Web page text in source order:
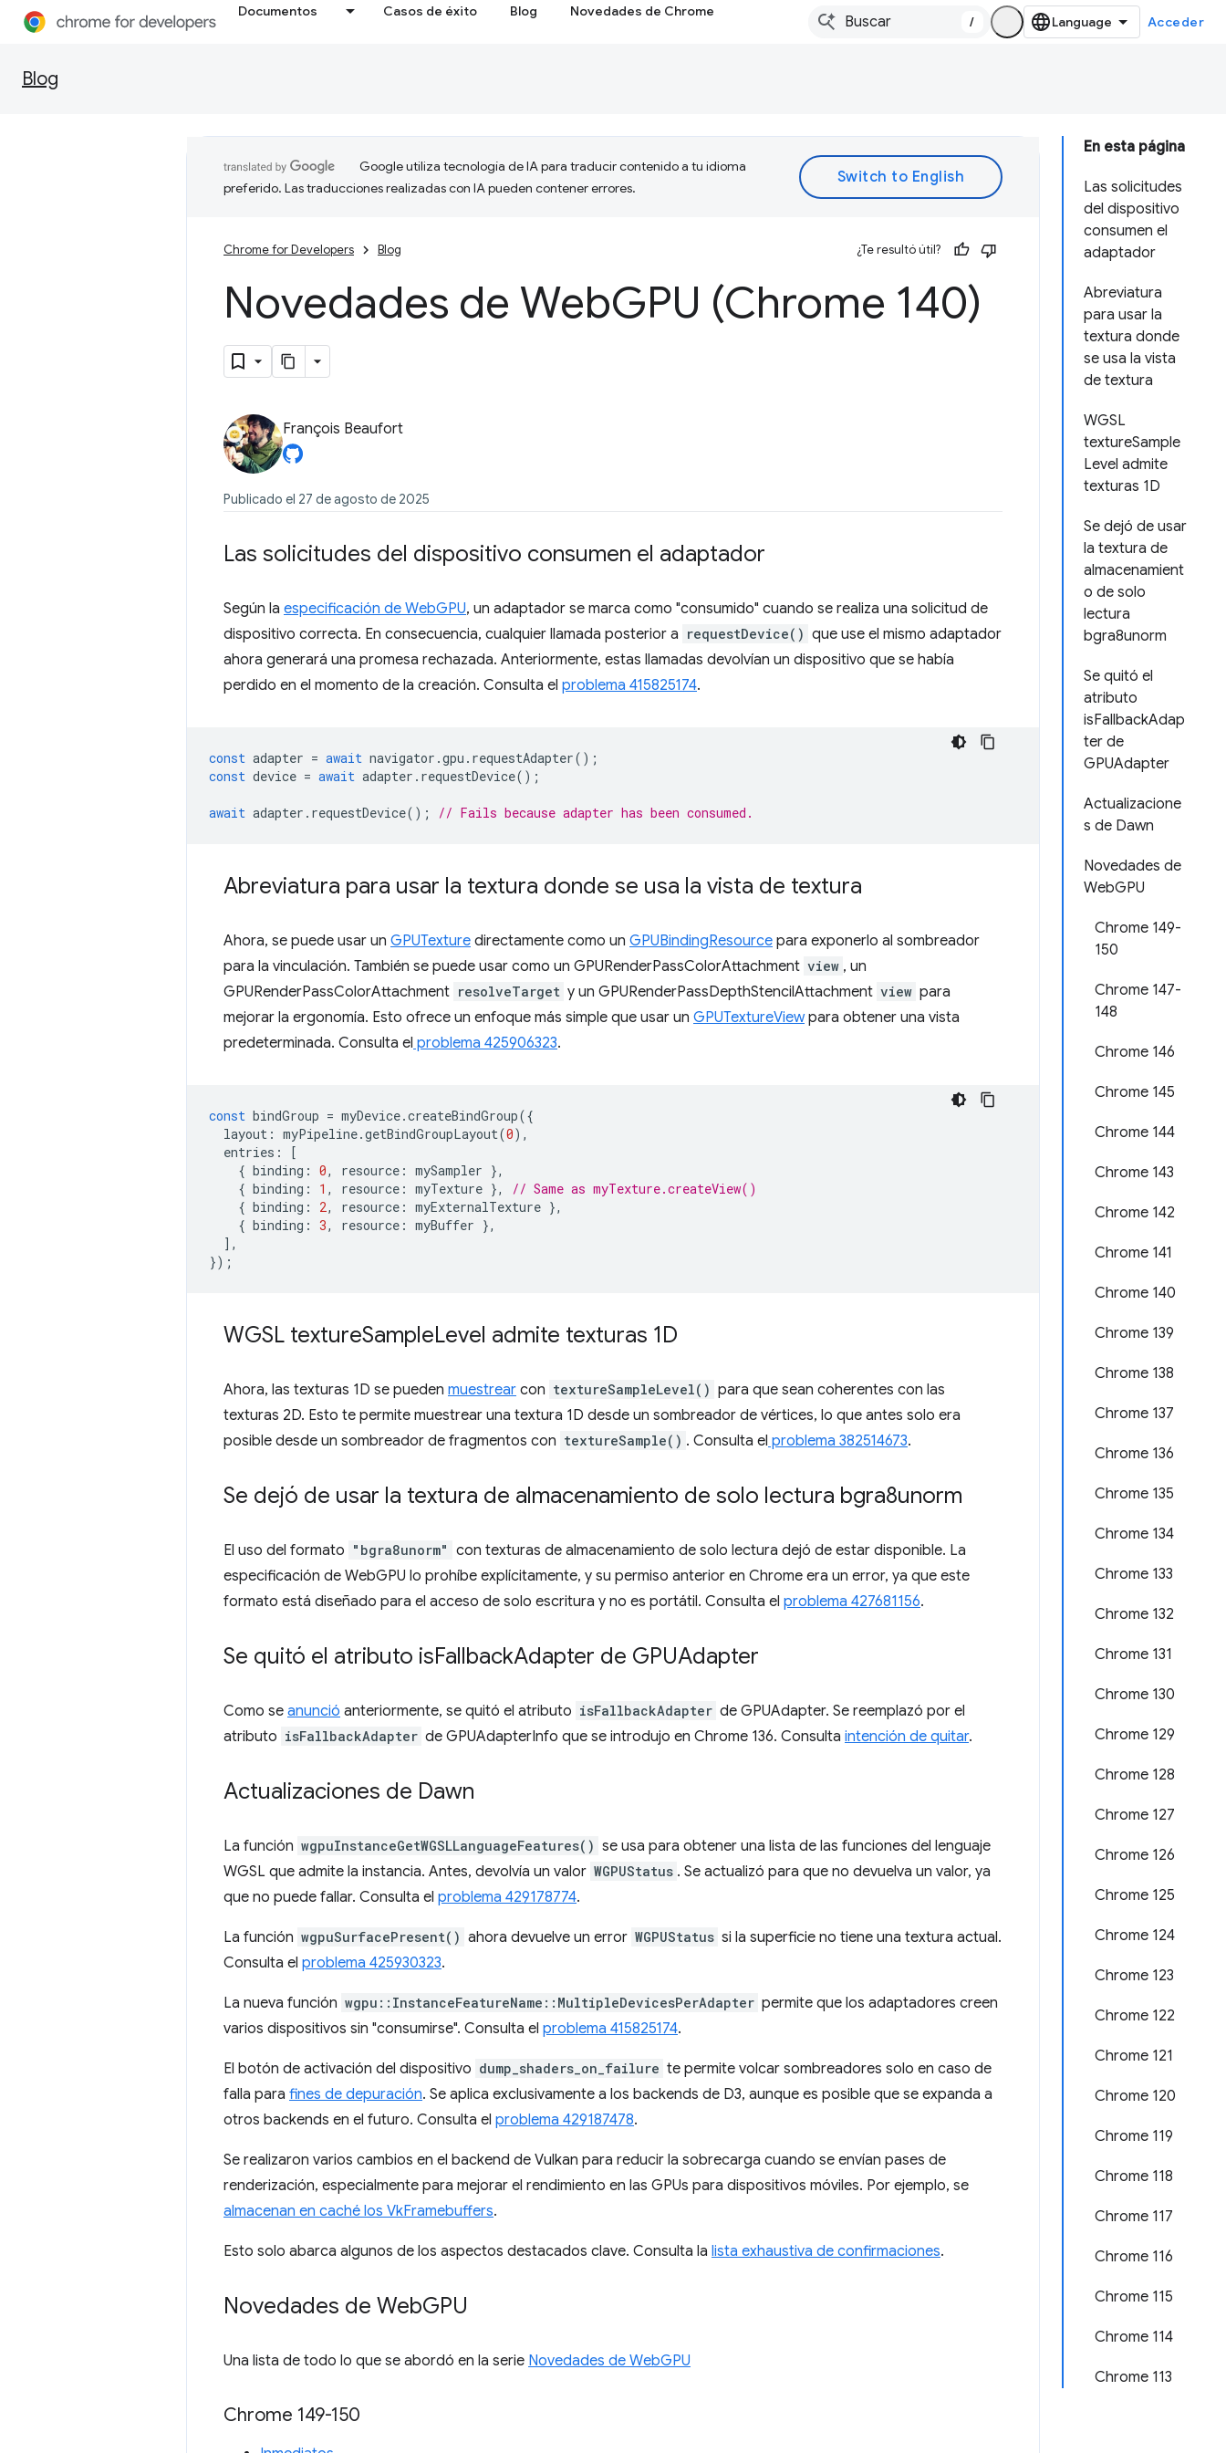
Documentos Casos de éxito Blog Novedades de Chrome
/ Acceder
Blog
En esta página
Las solicitudes
del dispositivo
consumen el
adaptador
Abreviatura
para usar la
textura donde
se usa la vista
de textura
WGSL
textureSample
Level admite
texturas 1D
Se dejó de usar
la textura de
almacenamient
o de solo
lectura
bgra8unorm
Se quitó el
atributo
isFallbackAdap
ter de
GPUAdapter
Actualizacione
s de Dawn
Novedades de
WebGPU
Chrome 149-
150
Chrome 147-
148
Chrome 146
Chrome 145
Chrome 144
Chrome 143
Chrome 142
Chrome 141
Chrome 140
Chrome 139
Chrome 138
Chrome 137
Chrome 136
Chrome 135
Chrome 134
Chrome 133
Chrome 132
Chrome 131
Chrome 130
Chrome 129
Chrome 128
Chrome 127
Chrome 126
Chrome 125
Chrome 124
Chrome 123
Chrome 122
Chrome 121
Chrome 120
Chrome 119
Chrome 118
Chrome 117
Chrome 116
Chrome 115
Chrome 114
Chrome 113
Google utiliza tecnología de IA para traducir contenido a tu idioma
preferido. Las traducciones realizadas con IA pueden contener errores.
Chrome for Developers Blog ¿Te resultó útil?
Novedades de WebGPU (Chrome 140)
François Beaufort
Publicado el 27 de agosto de 2025
Las solicitudes del dispositivo consumen el adaptador
Según la especificación de WebGPU, un adaptador se marca como "consumido" cuando se realiza una solicitud de
dispositivo correcta. En consecuencia, cualquier llamada posterior a requestDevice() que use el mismo adaptador
ahora generará una promesa rechazada. Anteriormente, estas llamadas devolvían un dispositivo que se había
perdido en el momento de la creación. Consulta el problema 415825174.
const adapter = await navigator .gpu . requestAdapter();
const device = await adapter . requestDevice();
await adapter . requestDevice(); // Fails because adapter has been consumed.
Abreviatura para usar la textura donde se usa la vista de textura
Ahora, se puede usar un GPUTexture directamente como un GPUBindingResource para exponerlo al sombreador
para la vinculación. También se puede usar como un GPURenderPassColorAttachment view , un
GPURenderPassColorAttachment resolveTarget y un GPURenderPassDepthStencilAttachment view para
mejorar la ergonomía. Esto ofrece un enfoque más simple que usar un GPUTextureViewpara obtener una vista
predeterminada. Consulta el problema 425906323.
const bindGroup = myDevice.createBindGroup({
layout : myPipeline.getBindGroupLayout(0),
entries :
[
{ binding : 0, resource : mySampler },
{ binding : 1 , resource : myTexture },
// Same as myTexture.createView()
{ binding : 2, resource : myExternalTexture },
{ binding : 3, resource : myBuffer },
],
});
WGSL textureSampleLevel admite texturas 1D
Ahora, las texturas 1D se pueden muestrear con textureSampleLevel() para que sean coherentes con las
texturas 2D. Esto te permite muestrear una textura 1D desde un sombreador de vértices, lo que antes solo era
posible desde un sombreador de fragmentos con textureSample() . Consulta el problema 382514673.
Se dejó de usar la textura de almacenamiento de solo lectura bgra8unorm
El uso del formato "bgra8unorm" con texturas de almacenamiento de solo lectura dejó de estar disponible. La
especificación de WebGPU lo prohíbe explícitamente, y su permiso anterior en Chrome era un error, ya que este
formato está diseñado para el acceso de solo escritura y no es portátil. Consulta el problema 427681156.
Se quitó el atributo isFallbackAdapter de GPUAdapter
Como se anunció anteriormente, se quitó el atributo isFallbackAdapter de GPUAdapter. Se reemplazó por el
atributo isFallbackAdapter de GPUAdapterInfo que se introdujo en Chrome 136. Consulta intención de quitar.
Actualizaciones de Dawn
La función wgpuInstanceGetWGSLLanguageFeatures() se usa para obtener una lista de las funciones del lenguaje
WGSL que admite la instancia. Antes, devolvía un valor WGPUStatus . Se actualizó para que no devuelva un valor, ya
que no puede fallar. Consulta el problema 429178774.
La función wgpuSurfacePresent() ahora devuelve un error WGPUStatus si la superficie no tiene una textura actual.
Consulta el problema 425930323.
La nueva función wgpu::InstanceFeatureName::MultipleDevicesPerAdapter permite que los adaptadores creen
varios dispositivos sin "consumirse". Consulta el problema 415825174.
El botón de activación del dispositivo dump_shaders_on_failure te permite volcar sombreadores solo en caso de
falla para fines de depuración. Se aplica exclusivamente a los backends de D3, aunque es posible que se expanda a
otros backends en el futuro. Consulta el problema 429187478.
Se realizaron varios cambios en el backend de Vulkan para reducir la sobrecarga cuando se envían pases de
renderización, especialmente para mejorar el rendimiento en las GPUs para dispositivos móviles. Por ejemplo, se
almacenan en caché los VkFramebuffers.
Esto solo abarca algunos de los aspectos destacados clave. Consulta la lista exhaustiva de confirmaciones.
Novedades de WebGPU
Una lista de todo lo que se abordó en la serie Novedades de WebGPU
Chrome 149-150